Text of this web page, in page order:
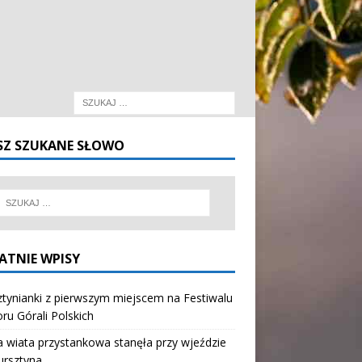
SZUKANE SŁOWO
WPISY
z pierwszym miejscem na Festiwalu
Górali Polskich
wiata przystankowa stanęła przy wjeździe